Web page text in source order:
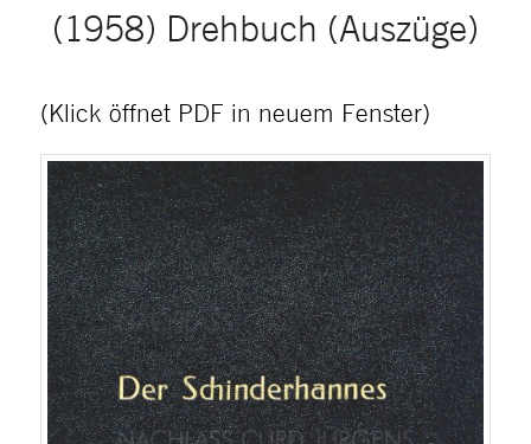
(1958) Drehbuch (Auszüge)
(Klick öffnet PDF in neuem Fenster)